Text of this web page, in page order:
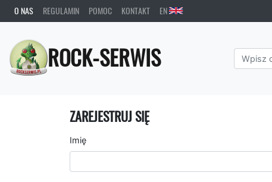
O NAS REGULAMIN POMOC KONTAKT EN
ROCK-SERWIS
ZAREJESTRUJ SIĘ
Imię